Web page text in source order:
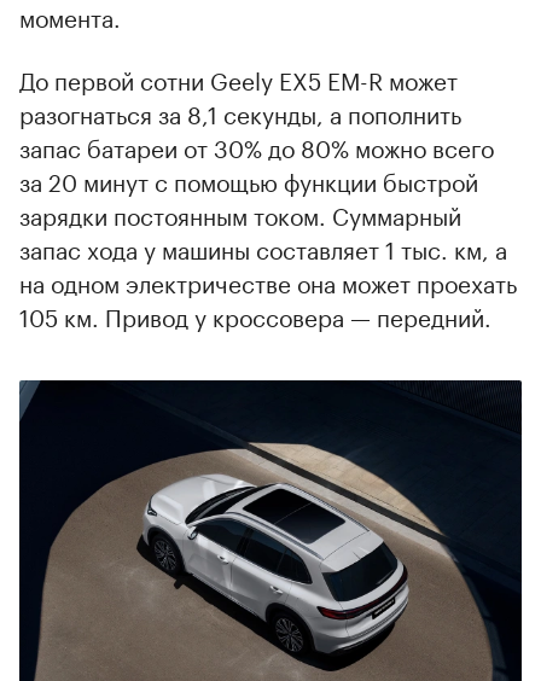
момента.
До первой сотни Geely EX5 EM-R может
разогнаться за 8,1 секунды, а пополнить
запас батареи от 30% до 80% можно всего
за 20 минут с помощью функции быстрой
зарядки постоянным током. Суммарный
запас хода у машины составляет 1 тыс. км, а
на одном электричестве она может проехать
105 км. Привод у кроссовера — передний.